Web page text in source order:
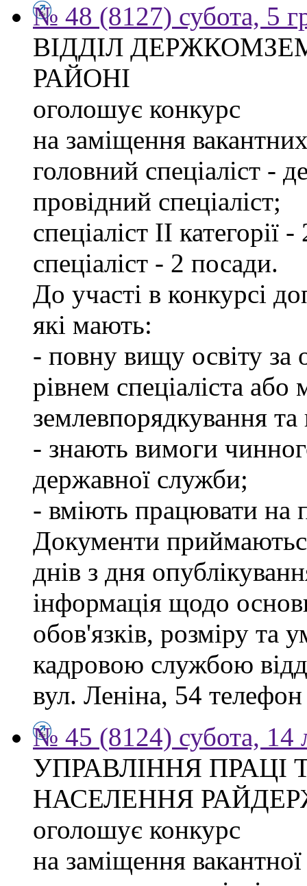
№ 48 (8127) субота, 5
ВІДДІЛ
РАЙОНІ
оголошує конкурс
на заміщення вакантних
головний спеціаліст -
провідний спеціаліст;
спеціаліст ІІ категорії
спеціаліст - 2 посади.
До участі в конкурсі
які мають:
- повну вищу освіту за
рівнем спеціаліста або
землевпорядкування та
- знають вимоги
державної служби;
- вміють працювати на
Документи
днів з дня
інформація щодо
обов'язків, розміру та
кадровою службою
вул. Леніна, 54
№ 45 (8124) субота, 14
УПРАВЛІННЯ ПРАЦІ
НАСЕЛЕННЯ
оголошує конкурс
на заміщення